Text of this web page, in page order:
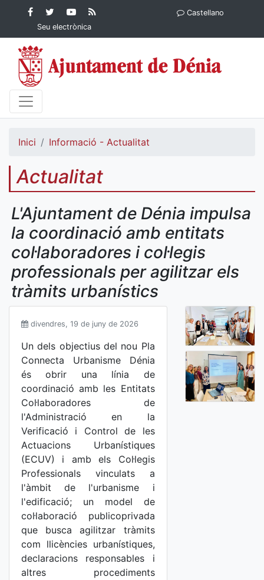
Contingut principalFacebook
Ajuntament de Dénia
Twitter
Ajuntament de
Dénia
YouTube
Ajuntament
de Dénia
Ajuntament
Seu electrònica
Castellano
Inici Informació - Actualitat
Actualitat
L'Ajuntament de Dénia impulsa
la coordinació amb entitats
col·laboradores i col·legis
professionals per agilitzar els
tràmits urbanístics
divendres, 19 de juny de 2026
Un dels objectius del nou Pla
Connecta Urbanisme Dénia
és obrir una línia de
coordinació amb les Entitats
Col·laboradores de
l'Administració en la
Verificació i Control de les
Actuacions Urbanístiques
(ECUV) i amb els Col·legis
Professionals vinculats a
l'àmbit de l'urbanisme i
l'edificació; un model de
col·laboració publicoprivada
que busca agilitzar tràmits
com llicències urbanístiques,
declaracions responsables i
altres procediments